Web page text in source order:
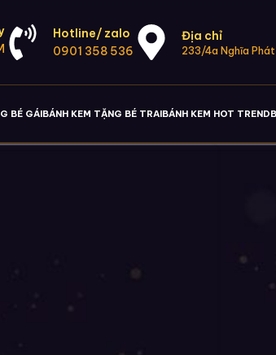
Hotline/ zalo
0901 358 536
Địa chỉ
233/4a Nghĩa Phát
BÉ GÁIBÁNH KEM TẶNG BÉ TRAIBÁNH KEM HOT TREND